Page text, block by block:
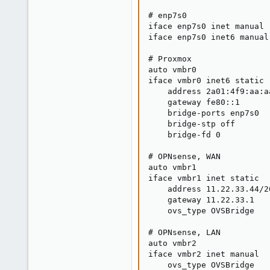
# enp7s0
iface enp7s0 inet manual
iface enp7s0 inet6 manual
# Proxmox
auto vmbr0
iface vmbr0 inet6 static
address
    gateway fe80::1
    bridge-ports enp7s0
    bridge-stp off
    bridge-fd 0
# OPNsense, WAN
auto vmbr1
iface vmbr1 inet static
address 11.22.33.44/
    gateway 11.22.33.1
    ovs_type OVSBridge
# OPNsense, LAN
auto vmbr2
iface vmbr2 inet manual
    ovs_type OVSBridge